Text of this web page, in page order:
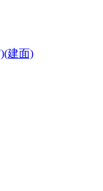
建面)